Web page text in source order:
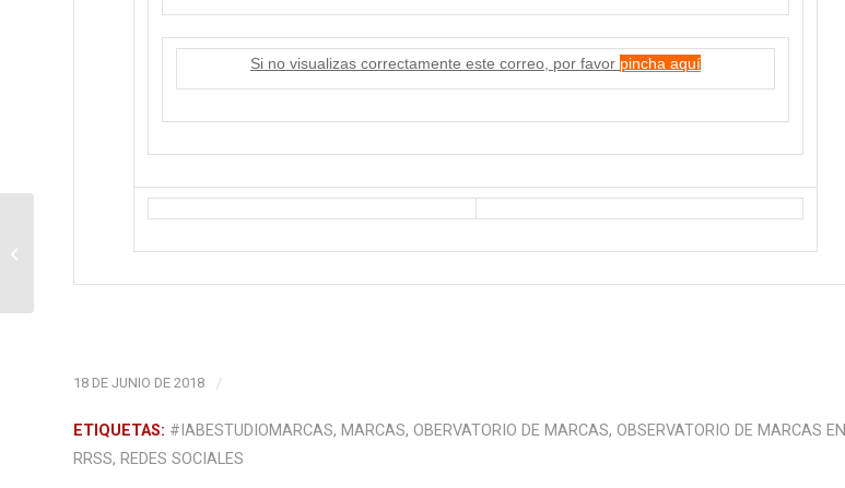
Si no visualizas correctamente este correo, por favor pincha aquí
18 DE JUNIO DE 2018 /
ETIQUETAS: #IABESTUDIOMARCAS, MARCAS, OBERVATORIO DE MARCAS, OBSERVATORIO DE MARCAS EN
RRSS, REDES SOCIALES
Desayuno Temático:
Datos y e-privacy....